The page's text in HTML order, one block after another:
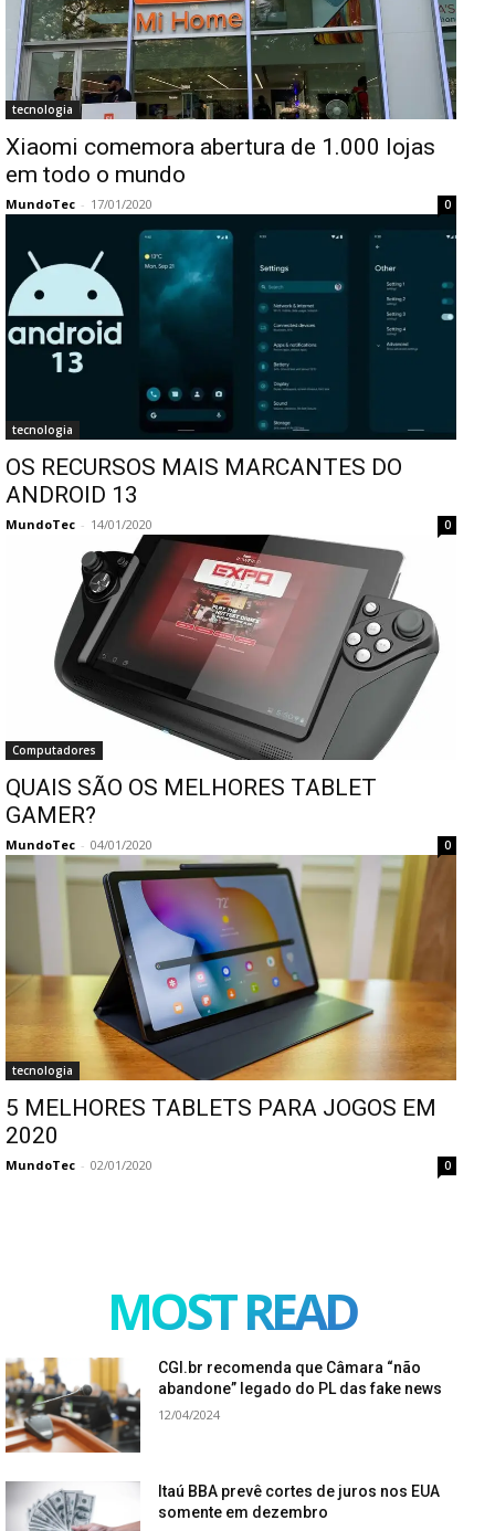
tecnologia
Xiaomi comemora abertura de 1.000 lojas
em todo o mundo
MundoTec - 17/01/2020 0
tecnologia
OS RECURSOS MAIS MARCANTES DO
ANDROID 13
MundoTec - 14/01/2020 0
Computadores
QUAIS SÃO OS MELHORES TABLET
GAMER?
MundoTec - 04/01/2020 0
tecnologia
5 MELHORES TABLETS PARA JOGOS EM
2020
MundoTec - 02/01/2020 0
MOST READ
CGI.br recomenda que Câmara “não
abandone” legado do PL das fake news
12/04/2024
Itaú BBA prevê cortes de juros nos EUA
somente em dezembro